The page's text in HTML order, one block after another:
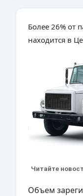
Более 26% от
находится в
Читайте
Объем